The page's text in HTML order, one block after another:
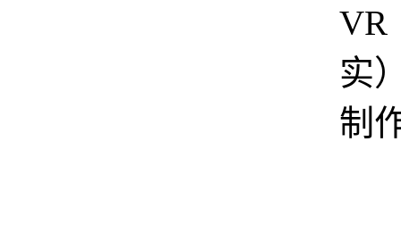
VR
实
制